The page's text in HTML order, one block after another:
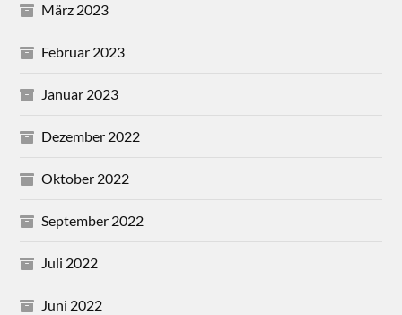
März 2023
Februar 2023
Januar 2023
Dezember 2022
Oktober 2022
September 2022
Juli 2022
Juni 2022